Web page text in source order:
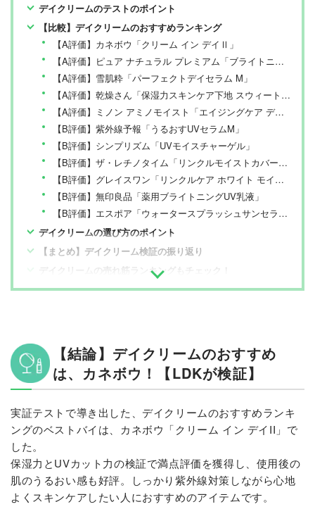
デイクリームのテストのポイント
【比較】デイクリームのおすすめランキング
【A評価】カネボウ「クリーム イン デイⅡ」
【A評価】ピュア ナチュラル プレミアム「ブライトニング デイクリームUV」
【A評価】雪肌粋「パーフェクトデイセラム M」
【A評価】乾燥さん「保湿力スキンケア下地 スウィートピンク」
【A評価】ミノン アミノモイスト「エイジングケア デイクリームUV」
【B評価】紫外線予報「うるおすUVセラムM」
【B評価】シンプリズム「UVモイスチャーゲル」
【B評価】ザ・レチノタイム「リンクルモイストカバーデイクリーム」
【B評価】グレイスワン「リンクルケア ホワイト モイストジェルクリーム UV」
【B評価】無印良品「薬用ブライトニングUV乳液」
【B評価】エスポア「ウォータースプラッシュサンセラム」
デイクリームの選び方のポイント
【まとめ】デイクリーム検証の振り返り
デイクリームの売れ筋ランキングもチェック！
【結論】デイクリームのおすすめ
は、カネボウ！【LDKが検証】
実証テストで導き出した、デイクリームのおすすめランキ
ングのベストバイは、カネボウ「クリーム イン デイII」で
した。
保湿力とUVカット力の検証で満点評価を獲得し、使用後の
肌のうるおい感も好評。しっかり紫外線対策しながら心地
よくスキンケアしたい人におすすめのアイテムです。